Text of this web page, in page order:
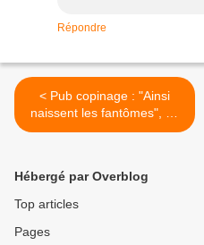
Répondre
< Pub copinage : "Ainsi
naissent les fantômes", de
Lisa Tuttle
Hébergé par Overblog
Top articles
Pages